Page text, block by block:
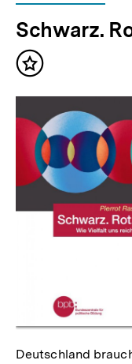
für
weitere
Inhalte
überspringen
Schwarz.
Inhalt
Deutschland